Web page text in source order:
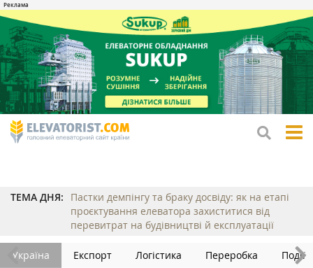
ТЕМА ДНЯ:
Пастки демпінгу та браку досвіду: як на етапі
проєктування елеватора захиститися від
перевитрат на будівництві й експлуатації
Україна Експорт Логістика Переробка Події